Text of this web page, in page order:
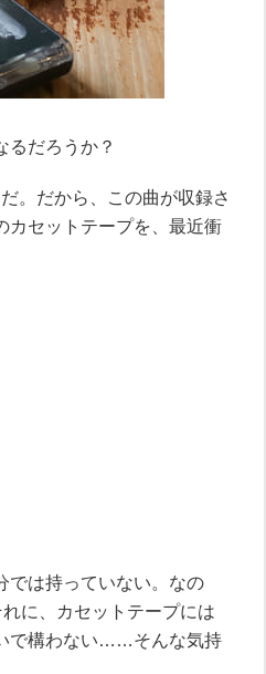
るだろうか？
。だから、この曲が収録さ
カセットテープを、最近衝
では持っていない。なの
に、カセットテープには
で構わない……そんな気持